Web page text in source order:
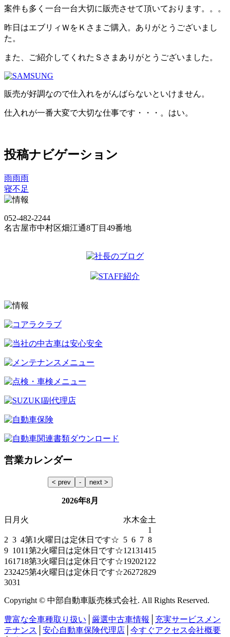
案件も多く一台一台大切に販売させて頂いております。。。
昨日はエブリィＷをＫさまご購入。ありがとうございまし
た。
また、ご紹介してくれたＳさまありがとうございました。
販売が好調なので仕入れをがんばらないといけません。
仕入れが一番大変で大切な仕事です・・・。はい。
投稿ナビゲーション
雨雨雨
寝不足
052-482-2244
名古屋市中村区畑江通8丁目49番地
営業カレンダー
2026年8月
日 月 火 水木金土
1
2 3 4第1火曜日は定休日です☆ 5 6 7 8
9 1011第2火曜日は定休日です☆12131415
161718第3火曜日は定休日です☆192021 22
232425第4火曜日は定休日です☆26272829
3031
Copyright © 中部自動車販売株式会社. All Rights Reserved.
豊富な全車種取り扱い 厳選中古車情報
充実サービスメン
テナンス
安心自動車保険代理店
今すぐアクセス会社概要